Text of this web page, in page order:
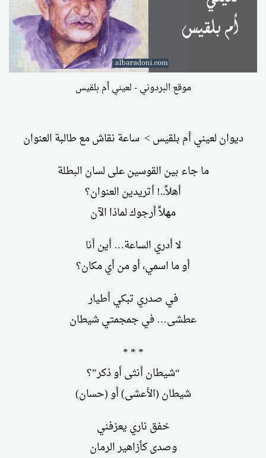
موقع البردوني - لعيني أم بلقيس
ديوان لعيني أم بلقيس > ساعة نقاش مع طالبة العنوان
ما جاء بين القوسين على لسان البطلة
أهلاً..! أتريدين العنوان؟
مهلاً أرجوك لماذا الآن
لا أدري الساعة… أين أنا
أو ما اسمي، أو من أي مكان؟
في صدري تبكي أطيار
عطشى… في جمجمتي شيطان
* * *
“شيطان أنثى أو ذكر”؟
شيطان (الأعشى) أو (حسان)
خفق ناري يعزفني
وصدى كأزاهير الرمان